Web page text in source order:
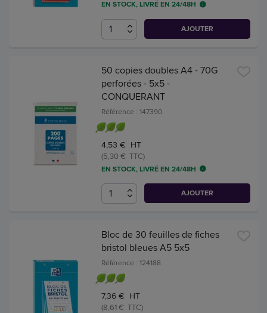
EN STOCK, LIVRÉ EN 24/48H
AJOUTER
50 copies doubles A4 - 70G
perforées - 5x5 -
CONQUERANT
Référence : 147390
4,53 € HT
(5,30 € TTC)
EN STOCK, LIVRÉ EN 24/48H
AJOUTER
Bloc de 30 feuilles de fiches
bristol bleues A5 5x5
Référence : 124188
7,36 € HT
(8,61 € TTC)